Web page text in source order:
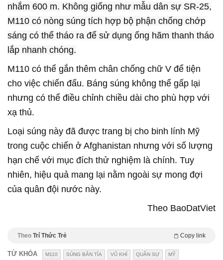
nhắm 600 m. Không giống như mẫu dân sự SR-25,
M110 có nòng súng tích hợp bộ phận chống chớp
sáng có thể tháo ra để sử dụng ống hãm thanh tháo
lắp nhanh chóng.
M110 có thể gắn thêm chân chống chữ V để tiện
cho việc chiến đấu. Báng súng không thể gấp lại
nhưng có thể điều chỉnh chiều dài cho phù hợp với
xạ thủ.
Loại súng này đã được trang bị cho binh lính Mỹ
trong cuộc chiến ở Afghanistan nhưng với số lượng
hạn chế với mục đích thử nghiệm là chính. Tuy
nhiên, hiệu quả mang lại nằm ngoài sự mong đợi
của quân đội nước này.
Theo BaoDatViet
Theo Trí Thức Trẻ Copy link
TỪ KHÓA M110 SÚNG BẮN TỈA VŨ KHÍ QUÂN SỰ MỸ